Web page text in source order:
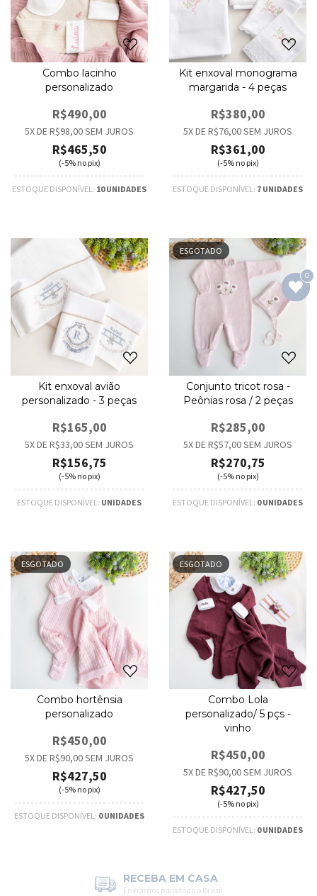
Combo lacinho
personalizado
R$490,00
5X DER$98,00SEM JUROS
R$465,50
(-5% no pix)
ESTOQUE DISPONÍVEL: 10 UNIDADES
Kit enxoval monograma
margarida - 4 peças
R$380,00
5X DER$76,00SEM JUROS
R$361,00
(-5% no pix)
ESTOQUE DISPONÍVEL: 7 UNIDADES
Kit enxoval avião
personalizado - 3 peças
R$165,00
5X DER$33,00SEM JUROS
R$156,75
(-5% no pix)
ESTOQUE DISPONÍVEL: UNIDADES
ESGOTADO
Conjunto tricot rosa -
Peônias rosa / 2 peças
R$285,00
5X DER$57,00SEM JUROS
R$270,75
(-5% no pix)
ESTOQUE DISPONÍVEL: 0 UNIDADES
ESGOTADO
Combo hortênsia
personalizado
R$450,00
5X DER$90,00SEM JUROS
R$427,50
(-5% no pix)
ESTOQUE DISPONÍVEL: 0 UNIDADES
ESGOTADO
Combo Lola
personalizado/ 5 pçs -
vinho
R$450,00
5X DER$90,00SEM JUROS
R$427,50
(-5% no pix)
ESTOQUE DISPONÍVEL: 0 UNIDADES
RECEBA EM CASA
Enviamos para todo o Brasil
0
0